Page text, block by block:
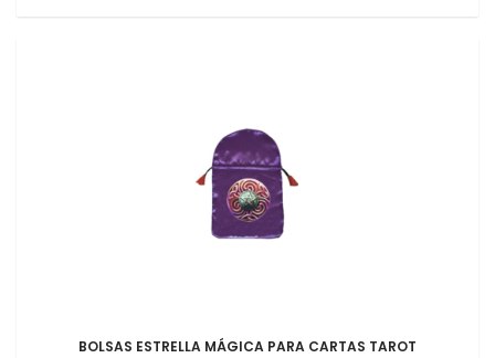
BOLSAS ESTRELLA MÁGICA PARA CARTAS TAROT